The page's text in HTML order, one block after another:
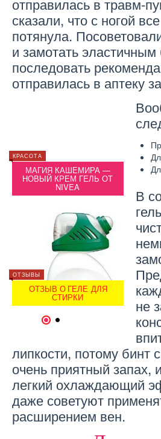
сказали, что с ногой
потянула.
и замотать
последовать
отправилась в аптеку
КРАСОТА
МАГИЯ КАШЕМИРА —
НОВЫЙ КРЕМ ГЕЛЬ ОТ
NIVEA
ОТЗЫВЫ
ОТЗЫВ О ГЕЛЕ ДЛЯ
СТИРКИ
ОТЗЫВЫ
ОТЗЫВЫ
В
не
липкости, потому бинт
очень приятный запах,
легкий охлаждающий
даже советуют
расширением вен.